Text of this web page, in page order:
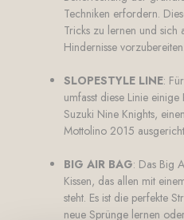
Techniken erfordern.
Tricks zu lernen und sich
Hindernisse vorzubereiten.
SLOPESTYLE LINE:
umfasst diese Linie
Suzuki Nine Knights,
Mottolino 2015
BIG AIR BAG: Das Big
Kissen, das allen mit
steht. Es ist die perfekte
neue Sprünge lernen